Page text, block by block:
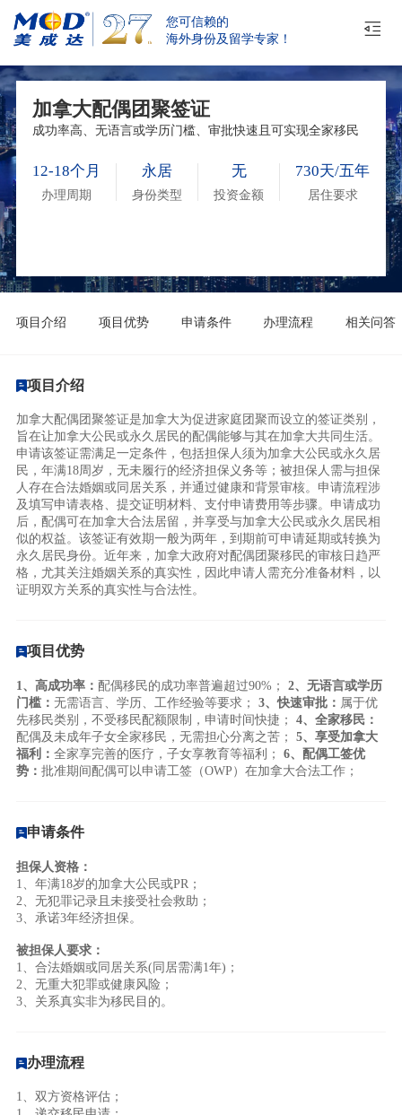
您可信赖的
海外身份及留学专家！
加拿大配偶团聚签证
成功率高、无语言或学历门槛、审批快速且可实现全家移民
12-18个月
办理周期
永居
身份类型
无
投资金额
730天/五年
居住要求
项目介绍 项目优势 申请条件 办理流程 相关问答
项目介绍
加拿大配偶团聚签证是加拿大为促进家庭团聚而设立的签证类别，
旨在让加拿大公民或永久居民的配偶能够与其在加拿大共同生活。
申请该签证需满足一定条件，包括担保人须为加拿大公民或永久居
民，年满18周岁，无未履行的经济担保义务等；被担保人需与担保
人存在合法婚姻或同居关系，并通过健康和背景审核。申请流程涉
及填写申请表格、提交证明材料、支付申请费用等步骤。申请成功
后，配偶可在加拿大合法居留，并享受与加拿大公民或永久居民相
似的权益。该签证有效期一般为两年，到期前可申请延期或转换为
永久居民身份。近年来，加拿大政府对配偶团聚移民的审核日趋严
格，尤其关注婚姻关系的真实性，因此申请人需充分准备材料，以
证明双方关系的真实性与合法性。
项目优势
1、高成功率： 配偶移民的成功率普遍超过90%； 2、无语言或学历
门槛： 无需语言、学历、工作经验等要求； 3、快速审批： 属于优
先移民类别，不受移民配额限制，申请时间快捷； 4、全家移民：
配偶及未成年子女全家移民，无需担心分离之苦； 5、享受加拿大
福利： 全家享完善的医疗，子女享教育等福利； 6、配偶工签优
势： 批准期间配偶可以申请工签（OWP）在加拿大合法工作；
申请条件
担保人资格：
1、年满18岁的加拿大公民或PR；
2、无犯罪记录且未接受社会救助；
3、承诺3年经济担保。
被担保人要求：
1、合法婚姻或同居关系(同居需满1年)；
2、无重大犯罪或健康风险；
3、关系真实非为移民目的。
办理流程
1、双方资格评估；